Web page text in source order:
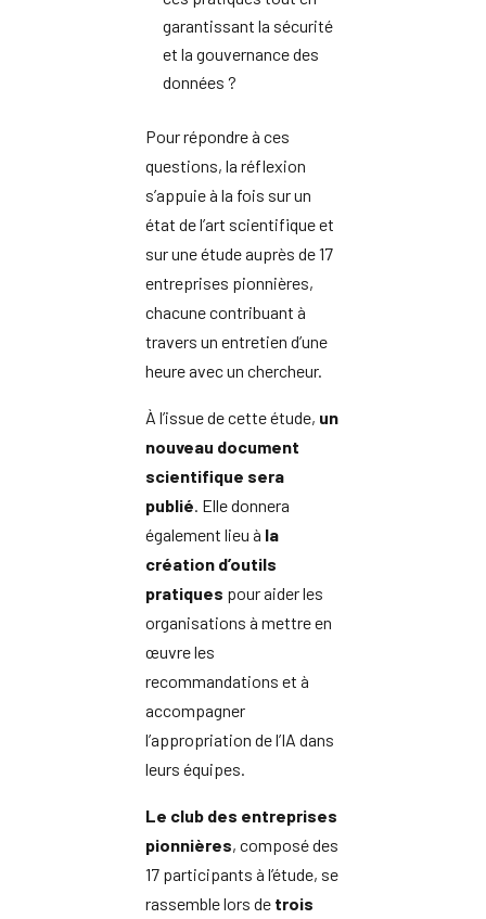
garantissant la sécurité
et la gouvernance des
données ?
Pour répondre à ces
questions, la réflexion
s’appuie à la fois sur un
état de l’art scientifique et
sur une étude auprès de 17
entreprises pionnières,
chacune contribuant à
travers un entretien d’une
heure avec un chercheur.
À l’issue de cette étude, un
nouveau document
scientifique sera
publié. Elle donnera
également lieu à la
création d’outils
pratiques pour aider les
organisations à mettre en
œuvre les
recommandations et à
accompagner
l’appropriation de l’IA dans
leurs équipes.
Le club des entreprises
pionnières, composé des
17 participants à l’étude, se
rassemble lors de trois